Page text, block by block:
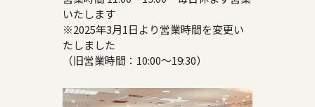
いたします
※2025年3月1日より営業時間を変更い
たしました
（旧営業時間：10:00～19:30）